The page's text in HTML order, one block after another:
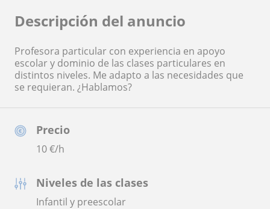
Precio
10€/h
Niveles de las clases
Infantil y preescolar
Descripción del anuncio
Profesora particular con experiencia en apoyo
escolar y dominio de las clases particulares en
distintos niveles. Me adapto a las necesidades que
se requieran. ¿Hablamos?